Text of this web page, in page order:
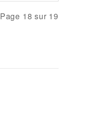
Page 18 sur 19